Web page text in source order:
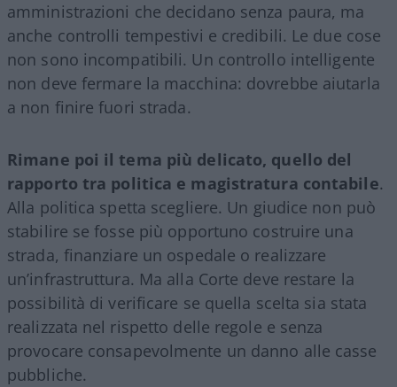
amministrazioni che decidano senza paura, ma
anche controlli tempestivi e credibili. Le due cose
non sono incompatibili. Un controllo intelligente
non deve fermare la macchina: dovrebbe aiutarla
a non finire fuori strada.
Rimane poi il tema più delicato, quello del
rapporto tra politica e magistratura contabile.
Alla politica spetta scegliere. Un giudice non può
stabilire se fosse più opportuno costruire una
strada, finanziare un ospedale o realizzare
un’infrastruttura. Ma alla Corte deve restare la
possibilità di verificare se quella scelta sia stata
realizzata nel rispetto delle regole e senza
provocare consapevolmente un danno alle casse
pubbliche.